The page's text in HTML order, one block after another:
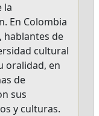
la
En Colombia
hablantes de
cultural
oralidad, en
de
sus
y culturas.